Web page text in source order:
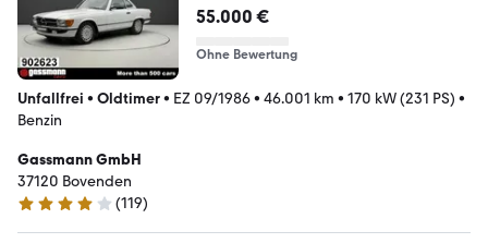
55.000 €
Ohne Bewertung
Unfallfrei • Oldtimer• EZ 09/1986• 46.001 km • 170 kW (231 PS) •
Benzin
Gassmann GmbH
37120 Bovenden
3.9 Sterne
(119)